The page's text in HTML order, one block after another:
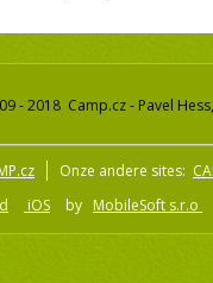
- 2018 Camp.cz - Pavel
Onze andere sites:
iOS by MobileSoft s.r.o